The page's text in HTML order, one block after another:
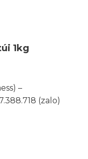
1kg
–
(zalo)
lượng